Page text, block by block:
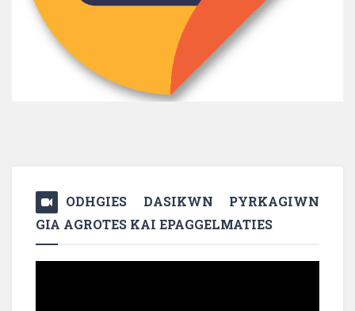
ODHGIES DASIKWN PYRKAGIWN
GIA AGROTES KAI EPAGGELMATIES